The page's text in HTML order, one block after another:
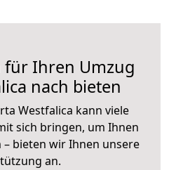
für Ihren Umzug
nach bieten
Westfalica kann viele
sich bringen, um Ihnen
bieten wir Ihnen unsere
an.